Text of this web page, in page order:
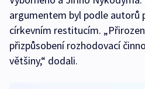
argumentem byl podle
církevním restitucím.
přizpůsobení rozhodovací
většiny,“ dodali.